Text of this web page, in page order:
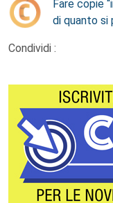
Fare copie
di quanto si
Condividi :